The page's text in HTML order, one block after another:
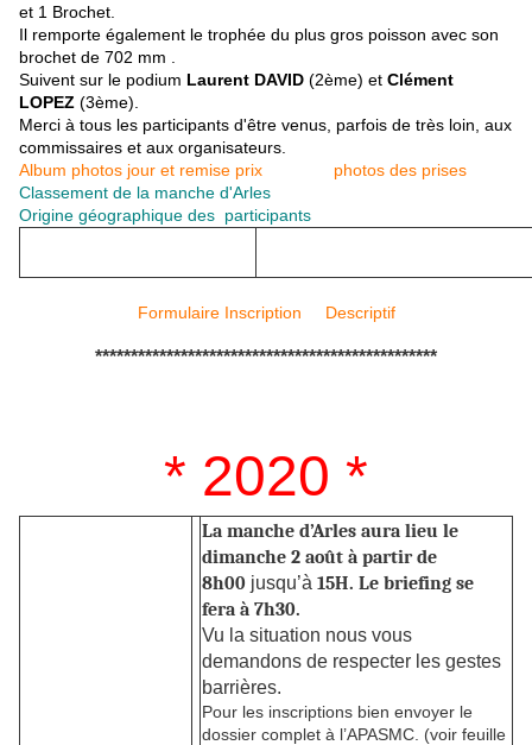
et 1 Brochet.
Il remporte également le trophée du plus gros poisson avec son
brochet de 702 mm .
Suivent sur le podium Laurent DAVID (2ème) et Clément
LOPEZ (3ème).
Merci à tous les participants d'être venus, parfois de très loin, aux
commissaires et aux organisateurs.
Album photos jour et remise prix
photos des prises
Classement de la manche d'Arles
Origine géographique des participants
Formulaire Inscription Descriptif
************************************************
* 2020 *
La manche d’Arles aura lieu le
dimanche 2 août à partir de
8h00 jusqu’à 15H. Le briefing se
fera à 7h30.
Vu la situation nous vous
demandons de respecter les gestes
barrières.
Pour les inscriptions bien envoyer le
dossier complet à l’APASMC. (voir feuille